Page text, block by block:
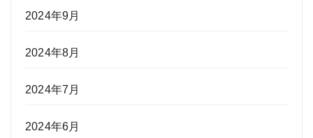
2024年9月
2024年8月
2024年7月
2024年6月